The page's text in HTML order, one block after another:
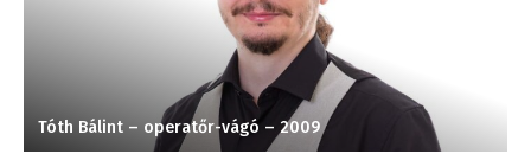
Tóth Bálint – operatőr-vágó – 2009